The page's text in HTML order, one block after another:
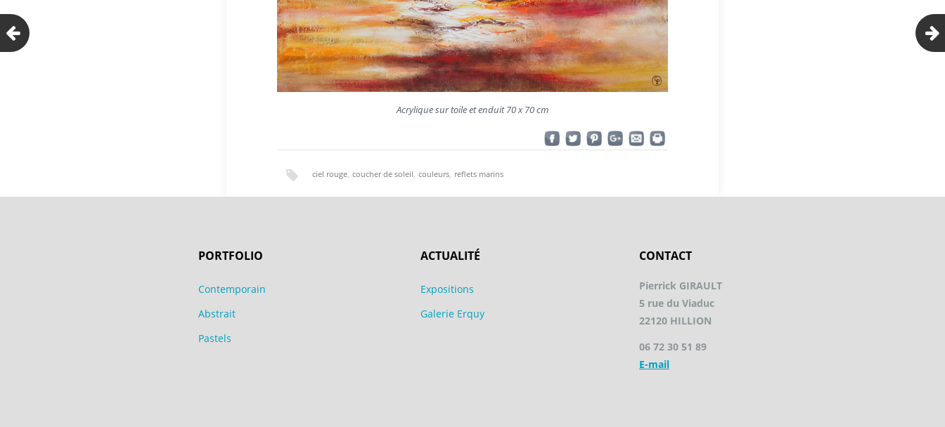
Acrylique sur toile et enduit 70 x 70 cm
ciel rouge coucher de soleil couleurs reflets marins
PORTFOLIO
Contemporain
Abstrait
Pastels
ACTUALITÉ
Expositions
Galerie Erquy
CONTACT
Pierrick GIRAULT
5 rue du Viaduc
22120 HILLION
06 72 30 51 89
E-mail